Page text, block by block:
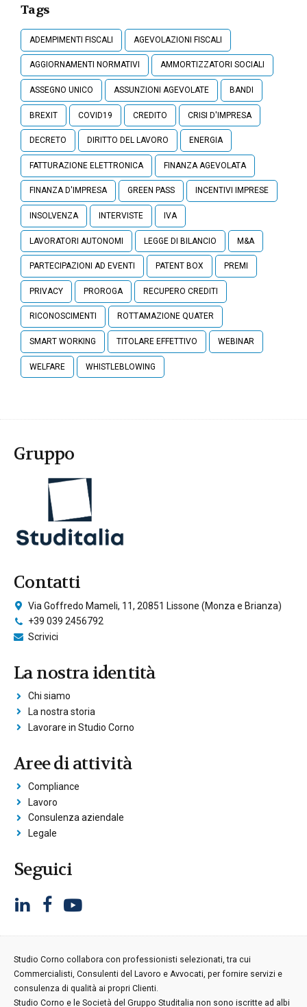
Tags
ADEMPIMENTI FISCALI AGEVOLAZIONI FISCALI
AGGIORNAMENTI NORMATIVI AMMORTIZZATORI SOCIALI
ASSEGNO UNICO ASSUNZIONI AGEVOLATE BANDI
BREXIT COVID19 CREDITO CRISI D'IMPRESA
DECRETO DIRITTO DEL LAVORO ENERGIA
FATTURAZIONE ELETTRONICA FINANZA AGEVOLATA
FINANZA D'IMPRESA GREEN PASS INCENTIVI IMPRESE
INSOLVENZA INTERVISTE IVA
LAVORATORI AUTONOMI LEGGE DI BILANCIO M&A
PARTECIPAZIONI AD EVENTI PATENT BOX PREMI
PRIVACY PROROGA RECUPERO CREDITI
RICONOSCIMENTI ROTTAMAZIONE QUATER
SMART WORKING TITOLARE EFFETTIVO WEBINAR
WELFARE WHISTLEBLOWING
Gruppo
Contatti
Via Goffredo Mameli, 11, 20851 Lissone (Monza e Brianza)
+39 039 2456792
Scrivici
La nostra identità
Chi siamo
La nostra storia
Lavorare in Studio Corno
Aree di attività
Compliance
Lavoro
Consulenza aziendale
Legale
Seguici
Studio Corno collabora con professionisti selezionati, tra cui
Commercialisti, Consulenti del Lavoro e Avvocati, per fornire servizi e
consulenza di qualità ai propri Clienti.
Studio Corno e le Società del Gruppo Studitalia non sono iscritte ad albi